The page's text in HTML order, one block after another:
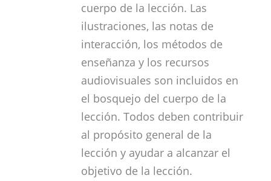
cuerpo de la lección. Las
ilustraciones, las notas de
interacción, los métodos de
enseñanza y los recursos
audiovisuales son incluidos en
el bosquejo del cuerpo de la
lección. Todos deben contribuir
al propósito general de la
lección y ayudar a alcanzar el
objetivo de la lección.